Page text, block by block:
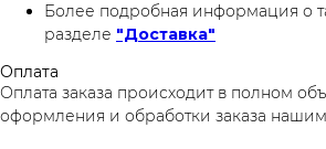
Более подробная информация о
разделе "Доставка"
Оплата
Оплата заказа происходит в полном
оформления и обработки заказа